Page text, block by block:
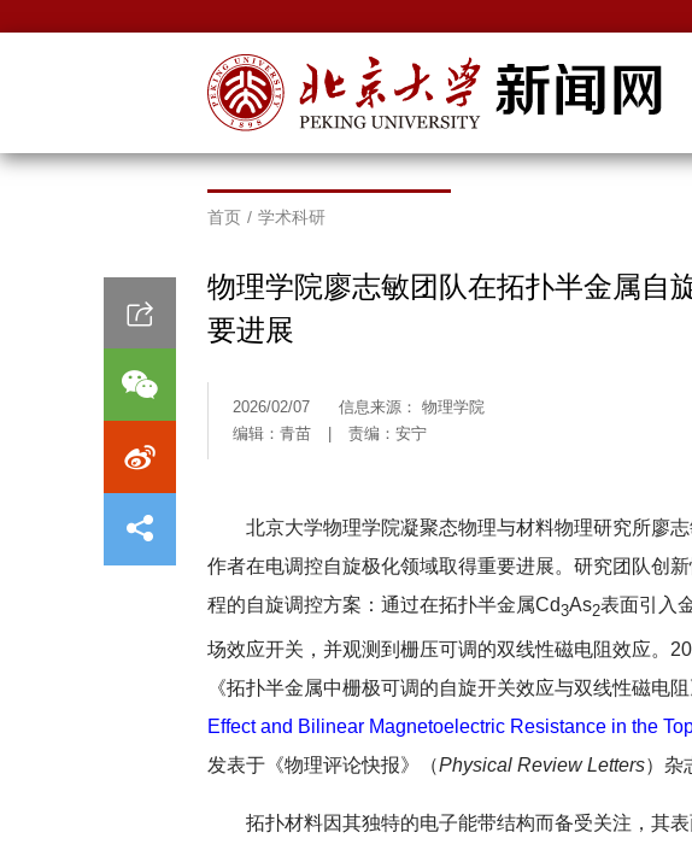
首页 / 学术科研
物理学院廖志敏团队在拓扑半金属自
要进展
2026/02/07
信息来源： 物理学院
编辑：青苗
责编：安宁
北京大学物理学院凝聚态物理与材料物理研究所廖
作者在电调控自旋极化领域取得重要进展。研究团队创
程的自旋调控方案：通过在拓扑半金属Cd3As2表面引入
场效应开关，并观测到栅压可调的双线性磁电阻效应。
《拓扑半金属中栅极可调的自旋开关效应与双线性磁电阻
Effect and Bilinear Magnetoelectric Resistance in the
发表于《物理评论快报》（Physical Review Letters）杂
拓扑材料因其独特的电子能带结构而备受关注，其